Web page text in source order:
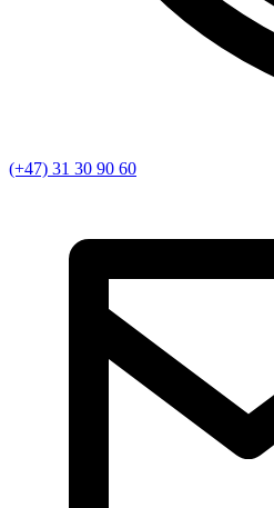
(+47) 31 30 90 60